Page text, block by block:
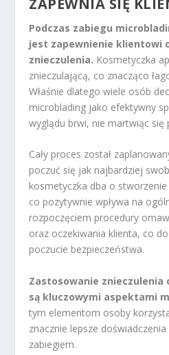
Podczas zabiegu
jest zapewnienie klientowi
znieczulenia. Kosmetyczka
znieczulającą, co znacząco
Właśnie dlatego wiele osób
microblading jako efektywny
wyglądu brwi, nie martwiąc
Cały proces został
poczuć się jak najbardziej
kosmetyczka dba o
co pozytywnie wpływa na
rozpoczęciem procedury
oraz oczekiwania klienta, co
poczucie bezpieczeństwa.
Zastosowanie
są kluczowymi aspektami
tym elementom osoby
znacznie lepsze doświadczenia
zabiegiem.